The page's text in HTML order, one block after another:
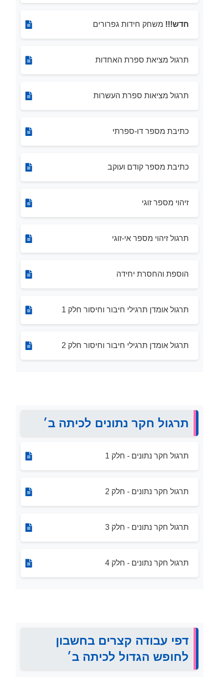
חדש!!! משחק חידות גפרורים
תרגול מציאת ספרת האחדות
תרגול מציאות ספרת העשרות
כתיבת מספר דו-ספרתי
כתיבת מספר קודם ועוקב
זיהוי מספר זוגי
תרגול זיהוי מספר אי-זוגי
הוספת והחסרת יחידה
תרגול אומדן תרגילי חיבור וחיסור חלק 1
תרגול אומדן תרגילי חיבור וחיסור חלק 2
תרגול חקר נתונים לכיתה ב׳
תרגול חקר נתונים - חלק 1
תרגול חקר נתונים - חלק 2
תרגול חקר נתונים - חלק 3
תרגול חקר נתונים - חלק 4
דפי עבודה קצרים בחשבון
לחופש הגדול לכיתה ב׳